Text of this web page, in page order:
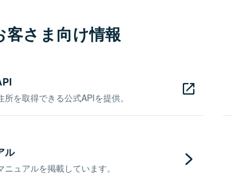
客さま向け情報
を取得できる公式APIを提供。
ル
ュアルを掲載しています。